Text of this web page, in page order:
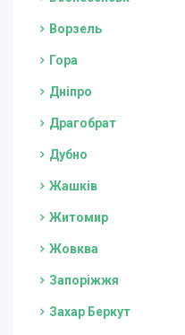
Ворзель
Гора
Дніпро
Драгобрат
Дубно
Жашків
Житомир
Жовква
Запоріжжя
Захар Беркут